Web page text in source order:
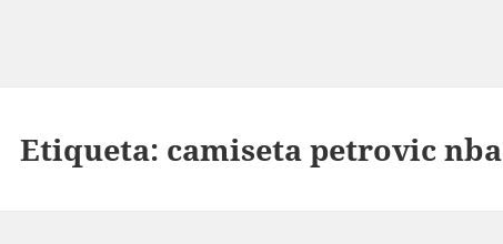
Etiqueta: camiseta petrovic nba